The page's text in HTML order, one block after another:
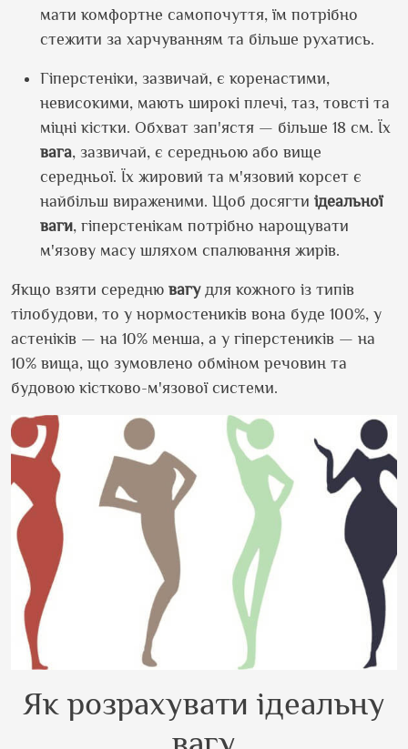
мати комфортне самопочуття, їм потрібно
стежити за харчуванням та більше рухатись.
Гіперстеніки, зазвичай, є коренастими,
невисокими, мають широкі плечі, таз, товсті та
міцні кістки. Обхват зап'ястя — більше 18 см. Їх
вага, зазвичай, є середньою або вище
середньої. Їх жировий та м'язовий корсет є
найбільш вираженими. Щоб досягти ідеальної
ваги, гіперстенікам потрібно нарощувати
м'язову масу шляхом спалювання жирів.
Якщо взяти середню вагу для кожного із типів
тілобудови, то у нормостеників вона буде 100%, у
астеніків — на 10% менша, а у гіперстеників — на
10% вища, що зумовлено обміном речовин та
будовою кістково-м'язової системи.
Як розрахувати ідеальну